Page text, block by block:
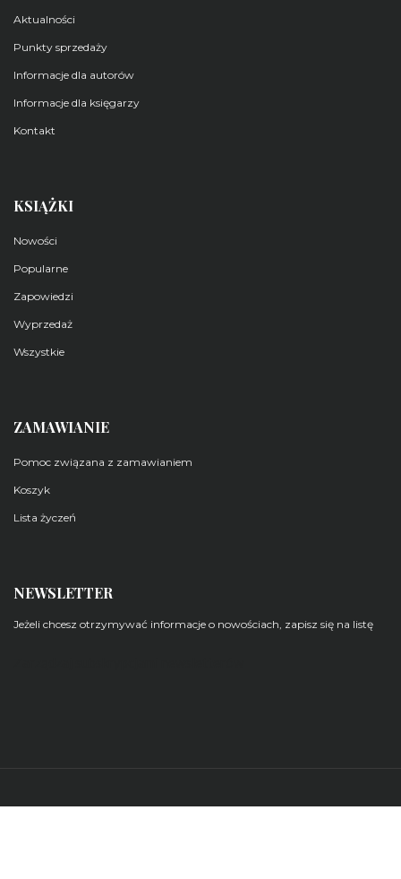
Aktualności
Punkty sprzedaży
Informacje dla autorów
Informacje dla księgarzy
Kontakt
KSIĄŻKI
Nowości
Popularne
Zapowiedzi
Wyprzedaż
Wszystkie
ZAMAWIANIE
Pomoc związana z zamawianiem
Koszyk
Lista życzeń
NEWSLETTER
Jeżeli chcesz otrzymywać informacje o nowościach, zapisz się na listę